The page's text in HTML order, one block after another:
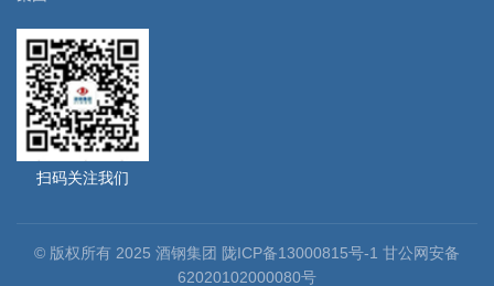
扫码关注我们
© 版权所有 2025 酒钢集团 陇ICP备13000815号-1 甘公网安备
62020102000080号